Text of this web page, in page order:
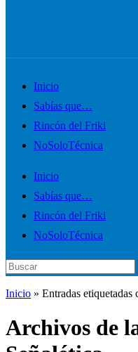
Alternar
menú
móvil
Inicio
Sabías que…
Rincón del Friki
NoSoloTécnica
Inicio
Sabías que…
Rincón del Friki
NoSoloTécnica
Buscar:
Inicio » Entradas etiquetadas
Archivos de